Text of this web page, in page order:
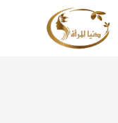
إلى
المحتوى